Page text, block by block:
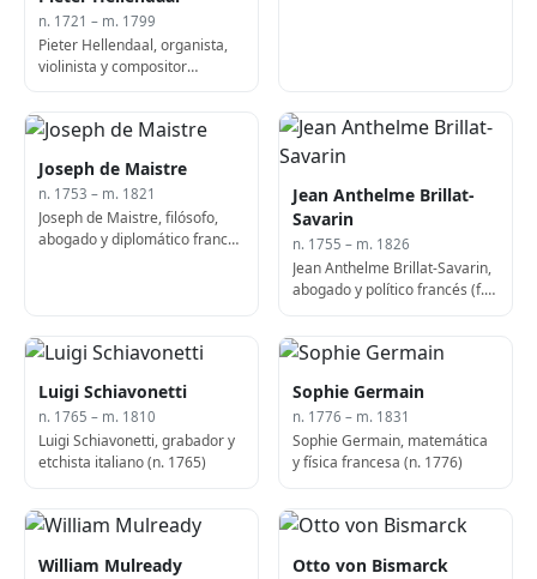
n. 1721 – m. 1799
Pieter Hellendaal, organista,
violinista y compositor
Joseph de Maistre
n. 1753 – m. 1821
Joseph de Maistre, filósofo,
abogado y diplomático francés
Jean Anthelme Brillat-
Savarin
n. 1755 – m. 1826
Jean Anthelme Brillat-Savarin,
abogado y político francés (f.
Luigi Schiavonetti
n. 1765 – m. 1810
Luigi Schiavonetti, grabador y
etchista italiano (n. 1765)
Sophie Germain
n. 1776 – m. 1831
Sophie Germain, matemática
y física francesa (n. 1776)
William Mulready Otto von Bismarck